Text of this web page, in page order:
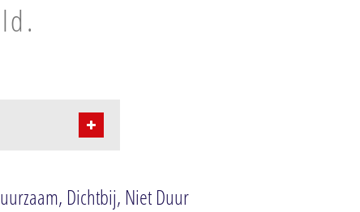
Dichtbij, Niet Duur